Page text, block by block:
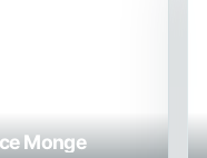
Monge